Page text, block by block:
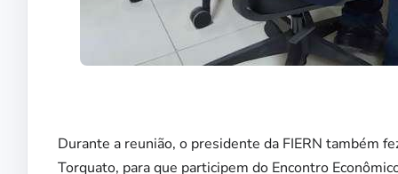
Durante a reunião, o presidente da FIERN também
Torquato, para que participem do Encontro